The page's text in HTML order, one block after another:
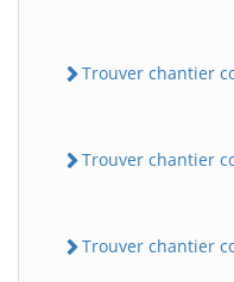
Trouver chantier
Trouver chantier
Trouver chantier